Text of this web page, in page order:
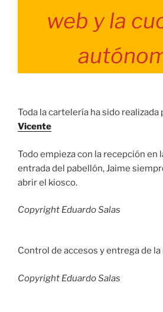
web y la
Toda la cartelería ha sido
Vicente
Todo empieza con la recepción en
entrada del pabellón, Jaime
abrir el kiosco.
Copyright Eduardo Salas
Control de accesos y entrega de
Copyright Eduardo Salas